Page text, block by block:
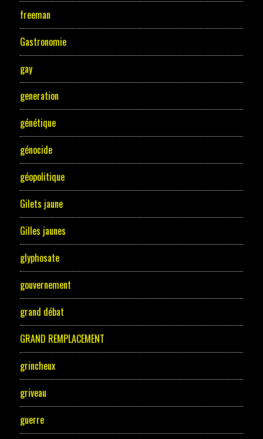
freeman
Gastronomie
gay
generation
génétique
génocide
géopolitique
Gilets jaune
Gilles jaunes
glyphosate
gouvernement
grand débat
GRAND REMPLACEMENT
grincheux
griveau
guerre